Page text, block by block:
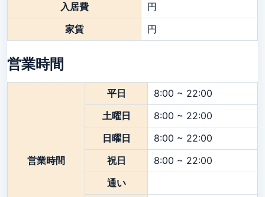
入居費
円
家賃
円
営業時間
営業時間
平日
8:00 ~ 22:00
土曜日
8:00 ~ 22:00
日曜日
8:00 ~ 22:00
祝日
8:00 ~ 22:00
通い